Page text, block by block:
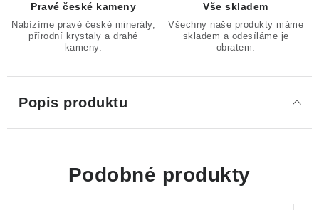
Pravé české kameny
Nabízíme pravé české minerály,
přírodní krystaly a drahé
kameny.
Vše skladem
Všechny naše produkty máme
skladem a odesíláme je
obratem.
Popis produktu
Podobné produkty